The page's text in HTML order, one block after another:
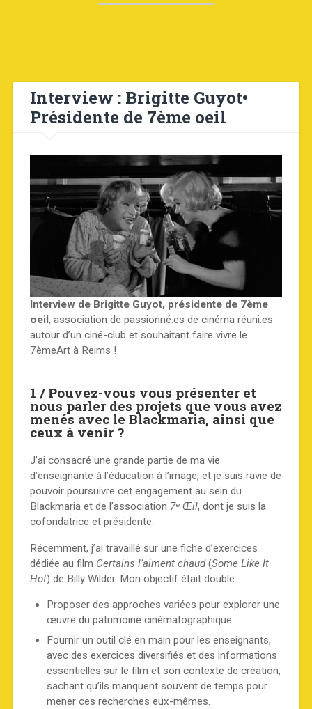
Interview : Brigitte Guyot•
Présidente de 7ème oeil
Interview de Brigitte Guyot, présidente de 7ème
oeil , association de passionné.es de cinéma réuni.es
autour d’un ciné-club et souhaitant faire vivre le
7èmeArt à Reims !
1 / Pouvez-vous vous présenter et
nous parler des projets que vous avez
menés avec le Blackmaria, ainsi que
ceux à venir ?
J’ai consacré une grande partie de ma vie
d’enseignante à l’éducation à l’image, et je suis ravie de
pouvoir poursuivre cet engagement au sein du
Blackmaria et de l’association 7ᵉ Œil, dont je suis la
cofondatrice et présidente.
Récemment, j’ai travaillé sur une fiche d’exercices
dédiée au film Certains l’aiment chaud(Some Like It
Hot) de Billy Wilder. Mon objectif était double :
Proposer des approches variées pour explorer une
œuvre du patrimoine cinématographique.
Fournir un outil clé en main pour les enseignants,
avec des exercices diversifiés et des informations
essentielles sur le film et son contexte de création,
sachant qu’ils manquent souvent de temps pour
mener ces recherches eux-mêmes.